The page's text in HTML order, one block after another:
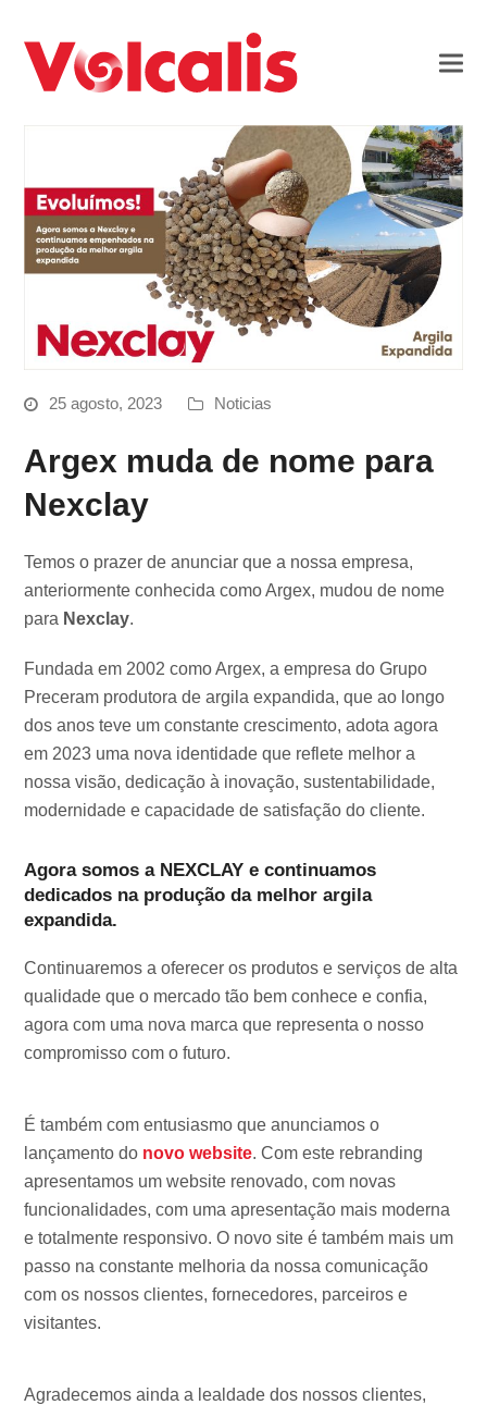
25 agosto, 2023 Noticias
Argex muda de nome para
Nexclay
Temos o prazer de anunciar que a nossa empresa,
anteriormente conhecida como Argex, mudou de nome
para Nexclay.
Fundada em 2002 como Argex, a empresa do Grupo
Preceram produtora de argila expandida, que ao longo
dos anos teve um constante crescimento, adota agora
em 2023 uma nova identidade que reflete melhor a
nossa visão, dedicação à inovação, sustentabilidade,
modernidade e capacidade de satisfação do cliente.
Agora somos a NEXCLAY e continuamos
dedicados na produção da melhor argila
expandida.
Continuaremos a oferecer os produtos e serviços de alta
qualidade que o mercado tão bem conhece e confia,
agora com uma nova marca que representa o nosso
compromisso com o futuro.
É também com entusiasmo que anunciamos o
lançamento do novo website. Com este rebranding
apresentamos um website renovado, com novas
funcionalidades, com uma apresentação mais moderna
e totalmente responsivo. O novo site é também mais um
passo na constante melhoria da nossa comunicação
com os nossos clientes, fornecedores, parceiros e
visitantes.
Agradecemos ainda a lealdade dos nossos clientes,